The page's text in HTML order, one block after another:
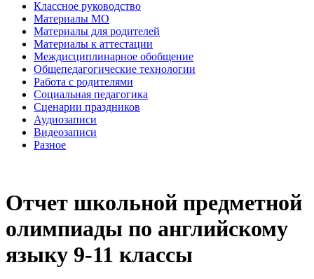
Классное руководство
Материалы МО
Материалы для родителей
Материалы к аттестации
Междисциплинарное обобщение
Общепедагогические технологии
Работа с родителями
Социальная педагогика
Сценарии праздников
Аудиозаписи
Видеозаписи
Разное
Отчет школьной предметной
олимпиады по английскому
языку 9-11 классы